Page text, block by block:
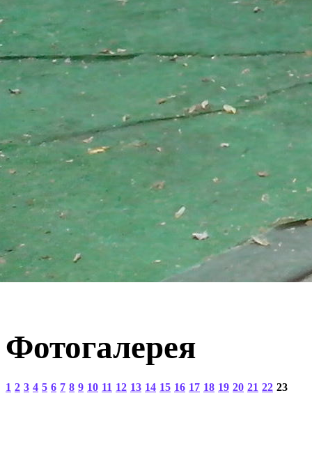
Фотогалерея
1 2 3 4 5 6 7 8 9 10 11 12 13 14 15 16 17 18 19 20 21 22 23